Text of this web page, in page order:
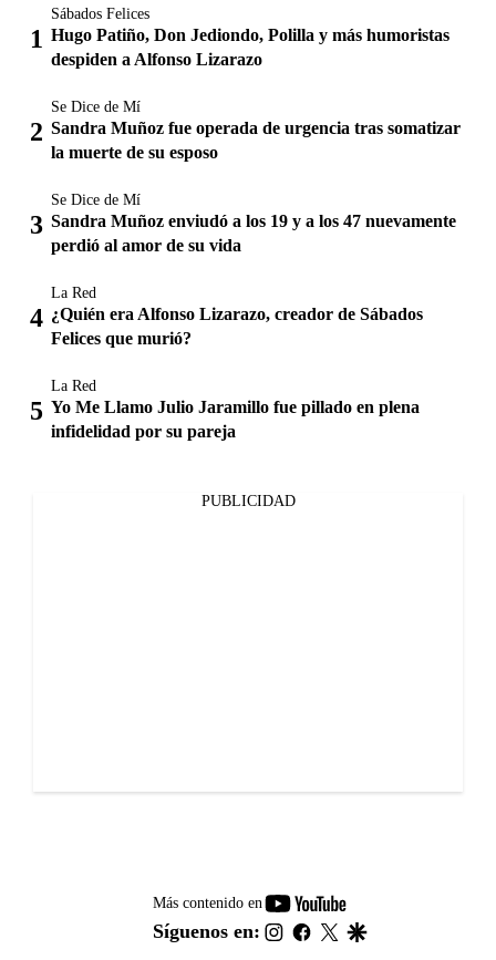
Sábados Felices
Hugo Patiño, Don Jediondo, Polilla y más humoristas
despiden a Alfonso Lizarazo
Se Dice de Mí
Sandra Muñoz fue operada de urgencia tras somatizar
la muerte de su esposo
Se Dice de Mí
Sandra Muñoz enviudó a los 19 y a los 47 nuevamente
perdió al amor de su vida
La Red
¿Quién era Alfonso Lizarazo, creador de Sábados
Felices que murió?
La Red
Yo Me Llamo Julio Jaramillo fue pillado en plena
infidelidad por su pareja
PUBLICIDAD
Más contenido en
youtube-
footer
Síguenos en: instagram
facebook
twitter